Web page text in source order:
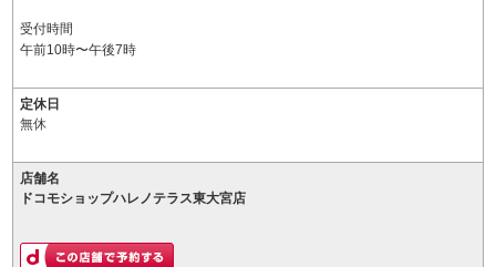
受付時間
午前10時〜午後7時
定休日
無休
店舗名
ドコモショップハレノテラス東大宮店